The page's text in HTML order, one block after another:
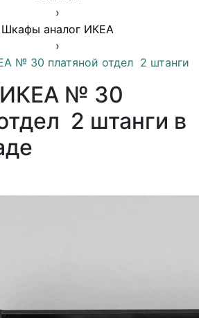
›
Шкафы аналог ИКЕА
›
№ 30 платяной отдел 2 штанги
№ 30
2 штанги в